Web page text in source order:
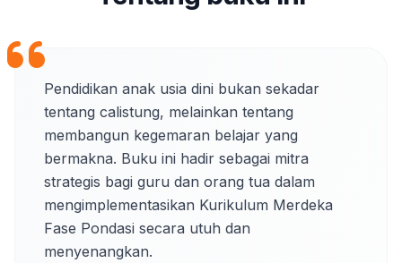
Pendidikan anak usia dini bukan sekadar
tentang calistung, melainkan tentang
membangun kegemaran belajar yang
bermakna. Buku ini hadir sebagai mitra
strategis bagi guru dan orang tua dalam
mengimplementasikan Kurikulum Merdeka
Fase Pondasi secara utuh dan
menyenangkan.